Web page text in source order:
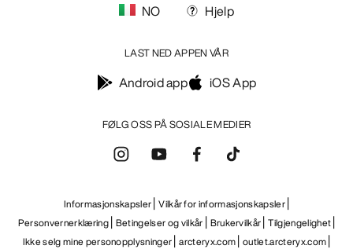
FØLG OSS PÅ SOSIALE MEDIER
NO Hjelp
LAST NED APPEN VÅR
Android app iOS App
Informasjonskapsler Vilkår for informasjonskapsler
Personvernerklæring Betingelser og vilkår Brukervilkår Tilgjengelighet
Ikke selg mine personopplysninger arcteryx.com outlet.arcteryx.com